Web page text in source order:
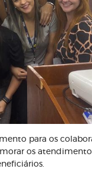
para os
os